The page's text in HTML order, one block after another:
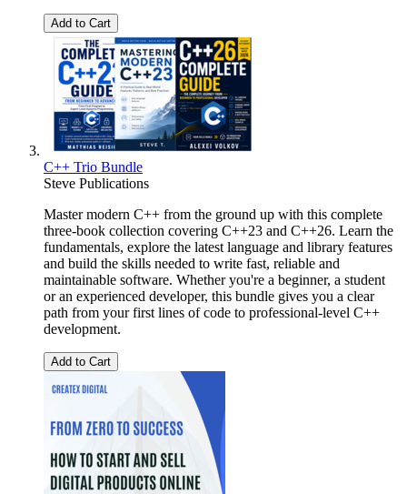
Add to Cart
C++ Trio Bundle
Steve Publications
Master modern C++ from the ground up with this complete
three-book collection covering C++23 and C++26. Learn the
fundamentals, explore the latest language and library features
and build the skills needed to write fast, reliable and
maintainable software. Whether you're a beginner, a student
or an experienced developer, this bundle gives you a clear
path from your first lines of code to professional-level C++
development.
Add to Cart